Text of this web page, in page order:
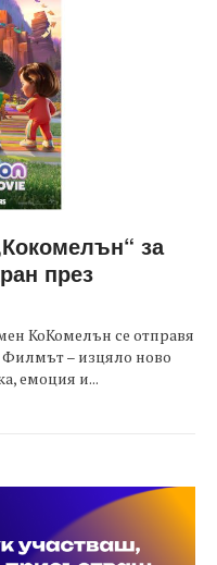
за
през
КоКомелън се отправя
– изцяло ново
емоция и...